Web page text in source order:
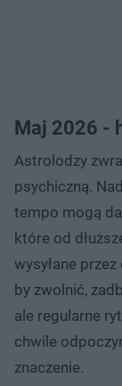
Maj 2026 -
Astrolodzy
psychiczną.
tempo mogą
które od
wysyłane
by zwolnić,
ale regularne
chwile
znaczenie.